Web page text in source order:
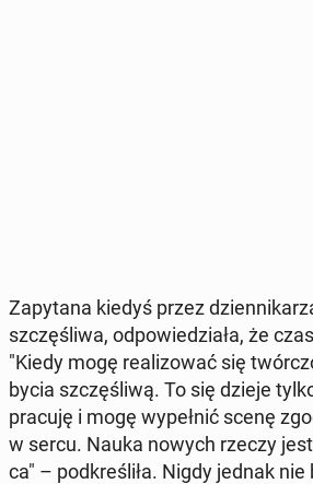
Za­py­ta­na kiedyś przez
szczę­śli­wa, od­po­wie­dzia­ła, że
"Kiedy mogę re­ali­zo­wać się
bycia szczę­śli­wą. To się dzieje
pracuję i mogę wy­peł­nić scenę
w sercu. Nauka nowych rzeczy
ca" – pod­kre­śli­ła. Nigdy jednak nie